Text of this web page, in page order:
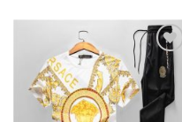
Add to
wishlist